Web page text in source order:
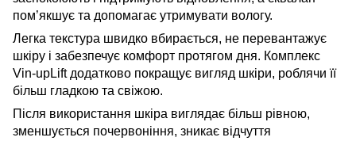
пом’якшує та допомагає утримувати вологу.
Легка текстура швидко вбирається, не перевантажує
шкіру і забезпечує комфорт протягом дня. Комплекс
Vin-upLift додатково покращує вигляд шкіри, роблячи її
більш гладкою та свіжою.
Після використання шкіра виглядає більш рівною,
зменшується почервоніння, зникає відчуття